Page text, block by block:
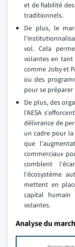
et de fiabilité
traditionnels.
De plus, le
vol. Cela
volantes en tant
comme Joby et
ou des
pour se
De plus, des
l'AESA
délivrance de
un cadre pour la
que
commerciaux
comblent
l'écosystème
mettent en
capital humain
volantes.
Analyse du